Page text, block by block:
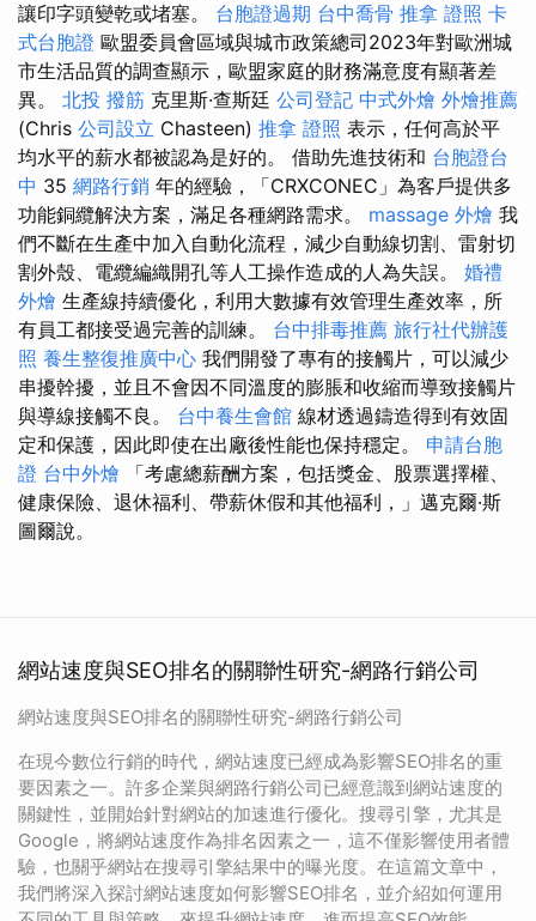
讓印字頭變乾或堵塞。 台胞證過期 台中喬骨 推拿 證照 卡
式台胞證 歐盟委員會區域與城市政策總司2023年對歐洲城
市生活品質的調查顯示，歐盟家庭的財務滿意度有顯著差
異。 北投 撥筋 克里斯·查斯廷 公司登記 中式外燴 外燴推薦
(Chris 公司設立 Chasteen) 推拿 證照 表示，任何高於平
均水平的薪水都被認為是好的。 借助先進技術和 台胞證台
中 35 網路行銷 年的經驗，「CRXCONEC」為客戶提供多
功能銅纜解決方案，滿足各種網路需求。 massage 外燴 我
們不斷在生產中加入自動化流程，減少自動線切割、雷射切
割外殼、電纜編織開孔等人工操作造成的人為失誤。 婚禮
外燴 生產線持續優化，利用大數據有效管理生產效率，所
有員工都接受過完善的訓練。 台中排毒推薦 旅行社代辦護
照 養生整復推廣中心 我們開發了專有的接觸片，可以減少
串擾幹擾，並且不會因不同溫度的膨脹和收縮而導致接觸片
與導線接觸不良。 台中養生會館 線材透過鑄造得到有效固
定和保護，因此即使在出廠後性能也保持穩定。 申請台胞
證 台中外燴 「考慮總薪酬方案，包括獎金、股票選擇權、
健康保險、退休福利、帶薪休假和其他福利，」邁克爾·斯
圖爾說。
網站速度與SEO排名的關聯性研究-網路行銷公司
網站速度與SEO排名的關聯性研究-網路行銷公司
在現今數位行銷的時代，網站速度已經成為影響SEO排名的重
要因素之一。許多企業與網路行銷公司已經意識到網站速度的
關鍵性，並開始針對網站的加速進行優化。搜尋引擎，尤其是
Google，將網站速度作為排名因素之一，這不僅影響使用者體
驗，也關乎網站在搜尋引擎結果中的曝光度。在這篇文章中，
我們將深入探討網站速度如何影響SEO排名，並介紹如何運用